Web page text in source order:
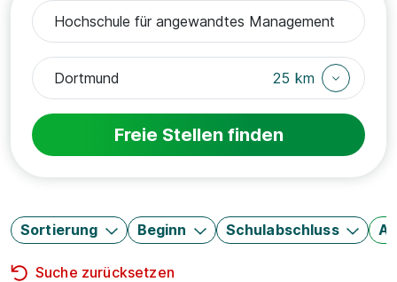
25 km
Freie Stellen finden
Sortierung Beginn Schulabschluss
Suche zurücksetzen